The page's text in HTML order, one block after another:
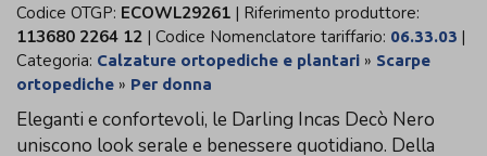
Codice OTGP: ECOWL29261 | Riferimento produttore:
113680 2264 12 | Codice Nomenclatore tariffario: 06.33.03 |
Categoria: Calzature ortopediche e plantari » Scarpe
ortopediche » Per donna
Eleganti e confortevoli, le Darling Incas Decò Nero
uniscono look serale e benessere quotidiano. Della